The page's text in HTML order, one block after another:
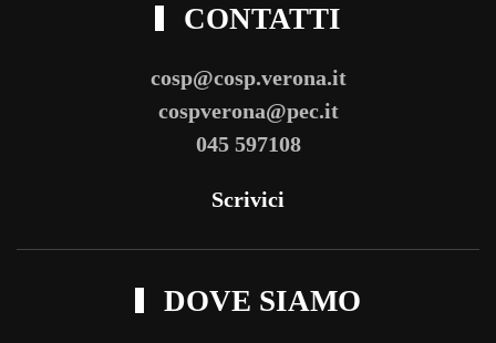
CONTATTI
cosp@cosp.verona.it
cospverona@pec.it
045 597108
Scrivici
DOVE SIAMO